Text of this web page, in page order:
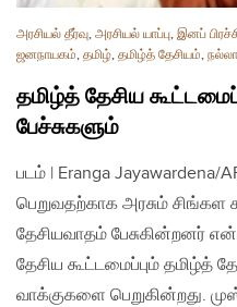
அரசியல் தீர்வு, அரசியல் யாப்பு, இனப்
ஜனநாயகம், தமிழ், தமிழ்த் தேசியம்,
தமிழ்த் தேசிய
பேச்சுகளும்
படம் | Eranga Jayawardena/
பெறுவதற்காக அரசும்
தேசியவாதம் பேசுகின்றனர்
தேசிய கூட்டமைப்பும் தமிழ்த்
வாக்குகளை பெறுகின்றது.